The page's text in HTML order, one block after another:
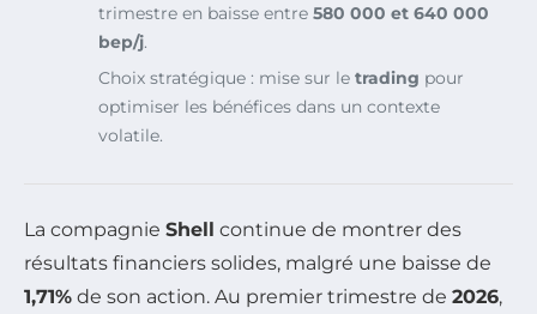
trimestre en baisse entre 580 000 et 640 000
bep/j.
Choix stratégique : mise sur le trading pour
optimiser les bénéfices dans un contexte
volatile.
La compagnie Shell continue de montrer des
résultats financiers solides, malgré une baisse de
1,71% de son action. Au premier trimestre de 2026,